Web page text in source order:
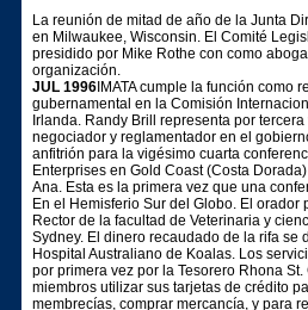
La reunión de mitad de año de la Junta
en Milwaukee, Wisconsin. El Comité
presidido por Mike Rothe con como
organización.
JUL 1996IMATA cumple la función como
gubernamental en la Comisión
Irlanda. Randy Brill representa por tercera
negociador y reglamentador en el
anfitrión para la vigésimo cuarta
Enterprises en Gold Coast (Costa
Ana. Esta es la primera vez que una
En el Hemisferio Sur del Globo. El orador
Rector de la facultad de Veterinaria y
Sydney. El dinero recaudado de la rifa se
Hospital Australiano de Koalas. Los
por primera vez por la Tesorero Rhona
miembros utilizar sus tarjetas de crédito
membrecías, comprar mercancía, y para